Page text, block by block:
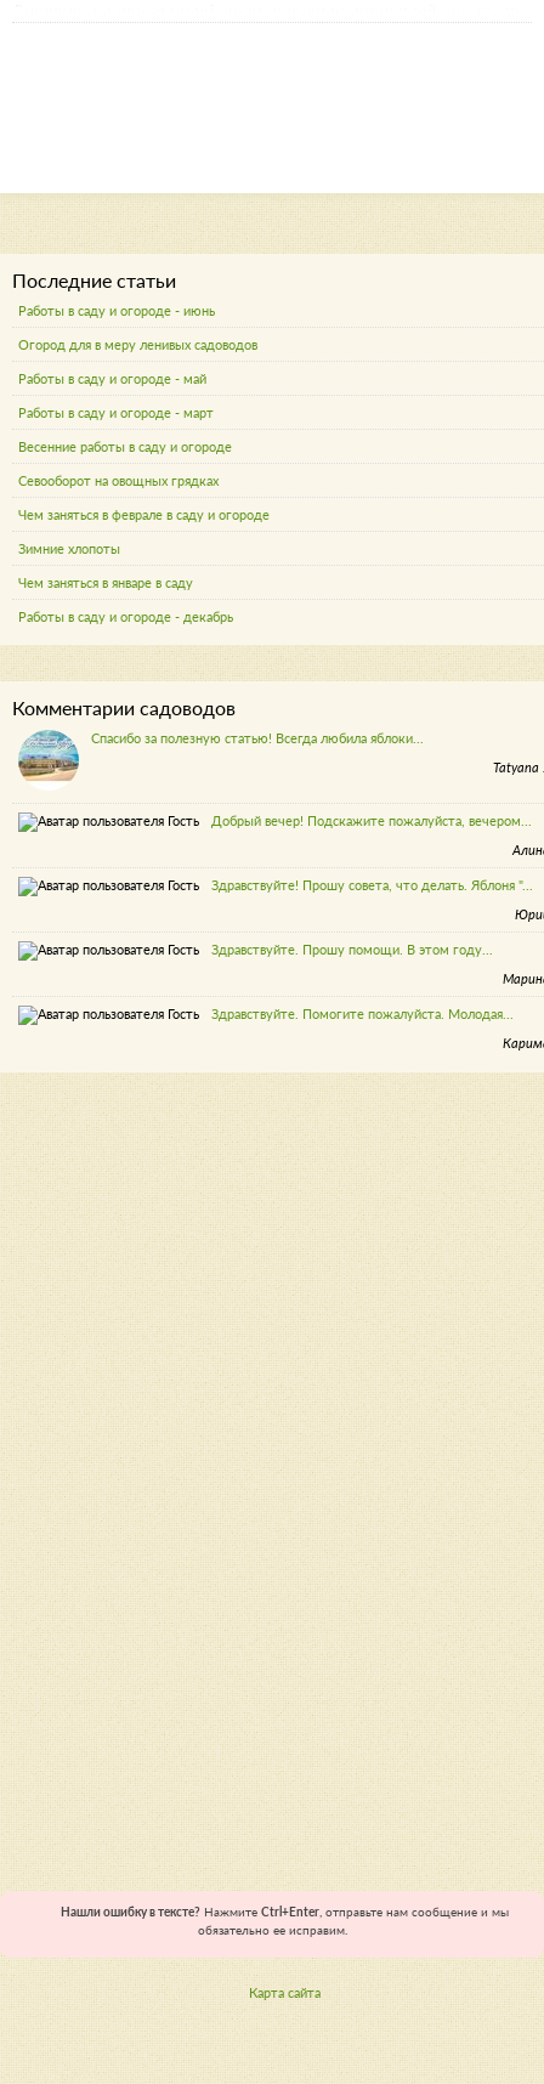
Последние статьи
Работы в саду и огороде - июнь
Огород для в меру ленивых садоводов
Работы в саду и огороде - май
Работы в саду и огороде - март
Весенние работы в саду и огороде
Севооборот на овощных грядках
Чем заняться в феврале в саду и огороде
Зимние хлопоты
Чем заняться в январе в саду
Работы в саду и огороде - декабрь
Комментарии садоводов
Спасибо за полезную статью! Всегда любила яблоки...
Tatyana
Добрый вечер! Подскажите пожалуйста, вечером...
Здравствуйте! Прошу совета, что делать. Яблоня "...
Здравствуйте. Прошу помощи. В этом году...
Здравствуйте. Помогите пожалуйста. Молодая...
Нашли ошибку в тексте?Нажмите Ctrl+Enter, отправьте нам сообщение и мы
обязательно ее исправим.
Карта сайта